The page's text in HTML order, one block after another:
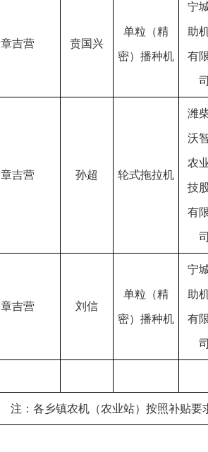
章吉营 贲国兴
单粒（精
密）播种机
宁
助
有
章吉营 孙超 轮式拖拉机
潍
沃
农
技
有
章吉营 刘信
单粒（精
密）播种机
宁
助
有
注：各乡镇农机（农业站）按照补贴